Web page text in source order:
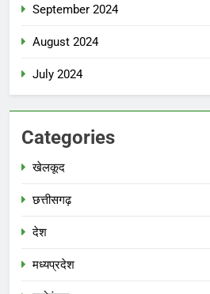
September 2024
August 2024
July 2024
Categories
खेलकूद
छत्तीसगढ़
देश
मध्‍यप्रदेश